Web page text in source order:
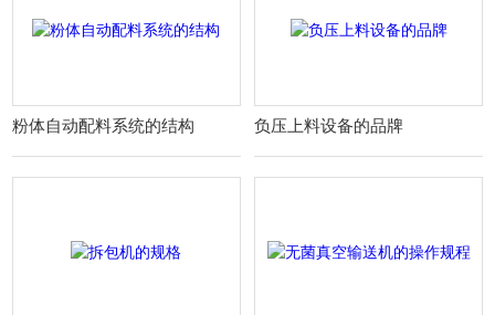
粉体自动配料系统的结构 负压上料设备的品牌